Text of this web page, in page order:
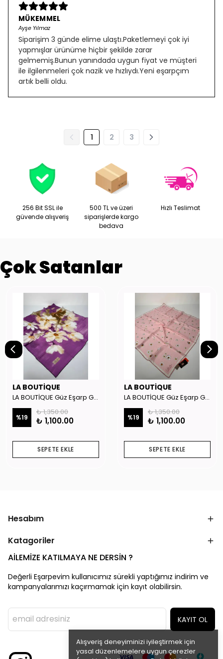
Alışveriş deneyiminizi iyileştirmek için
yasal düzenlemelere uygun çerezler
MÜKEMMEL
Ayşe Yılmaz
Siparişim 3 günde elime ulaştı.Paketlemeyi çok iyi
yapmışlar ürünüme hiçbir şekilde zarar
gelmemiş.Bunun yanındada uygun fiyat ve müşteri
ile ilgilenmeleri çok nazik ve hızlıydı.Yeni eşarpçım
artık belli oldu.
1 2 3
256 Bit SSL ile
güvende alışveriş
500 TL ve üzeri
siparişlerde kargo
bedava
Hızlı Teslimat
Çok Satanlar
LA BOUTİQUE
LA BOUTİQUE Güz Eşarp GYSE262908
%19
₺ 1,350.00
₺ 1,100.00
SEPETE EKLE
LA BOUTİQUE
LA BOUTİQUE Güz Eşarp GYSE130804
%19
₺ 1,350.00
₺ 1,100.00
SEPETE EKLE
Hesabım
Katagoriler
AİLEMİZE KATILMAYA NE DERSİN ?
Değerli Eşarpevim kullanıcımız sürekli yaptığımız indirim ve
kampanyalarımızı kaçırmamak için kayıt olabilirsin.
KAYIT OL